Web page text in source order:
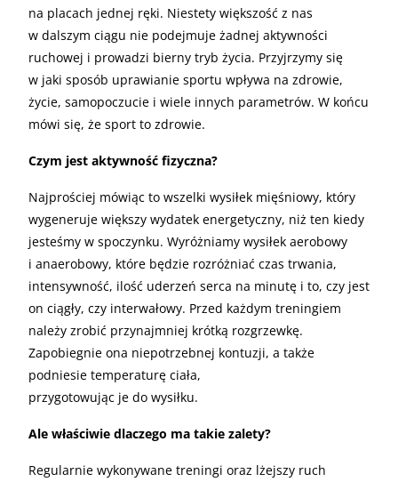
na placach jednej ręki. Niestety większość z nas
w dalszym ciągu nie podejmuje żadnej aktywności
ruchowej i prowadzi bierny tryb życia. Przyjrzymy się
w jaki sposób uprawianie sportu wpływa na zdrowie,
życie, samopoczucie i wiele innych parametrów. W końcu
mówi się, że sport to zdrowie.
Czym jest aktywność fizyczna?
Najprościej mówiąc to wszelki wysiłek mięśniowy, który
wygeneruje większy wydatek energetyczny, niż ten kiedy
jesteśmy w spoczynku. Wyróżniamy wysiłek aerobowy
i anaerobowy, które będzie rozróżniać czas trwania,
intensywność, ilość uderzeń serca na minutę i to, czy jest
on ciągły, czy interwałowy. Przed każdym treningiem
należy zrobić przynajmniej krótką rozgrzewkę.
Zapobiegnie ona niepotrzebnej kontuzji, a także
podniesie temperaturę ciała,
przygotowując je do wysiłku.
Ale właściwie dlaczego ma takie zalety?
Regularnie wykonywane treningi oraz lżejszy ruch